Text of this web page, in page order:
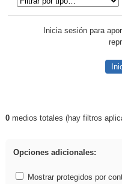
Inicia sesión para
Resultados de:
0medios totales (hay filtros
Opciones adicionales:
Mostrar protegidos por